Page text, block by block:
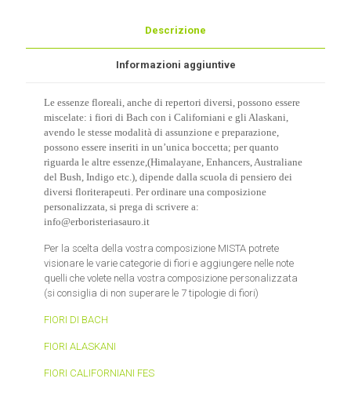
Descrizione
Informazioni aggiuntive
Le essenze floreali, anche di repertori diversi, possono essere
miscelate: i fiori di Bach con i Californiani e gli Alaskani,
avendo le stesse modalità di assunzione e preparazione,
possono essere inseriti in un’unica boccetta; per quanto
riguarda le altre essenze,(Himalayane, Enhancers, Australiane
del Bush, Indigo etc.), dipende dalla scuola di pensiero dei
diversi floriterapeuti. Per ordinare una composizione
personalizzata, si prega di scrivere a:
info@erboristeriasauro.it
Per la scelta della vostra composizione MISTA potrete
visionare le varie categorie di fiori e aggiungere nelle note
quelli che volete nella vostra composizione personalizzata
(si consiglia di non superare le 7 tipologie di fiori)
FIORI DI BACH
FIORI ALASKANI
FIORI CALIFORNIANI FES